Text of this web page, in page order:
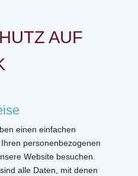
AUF
einen einfachen
personenbezogenen
Website besuchen.
alle Daten, mit denen